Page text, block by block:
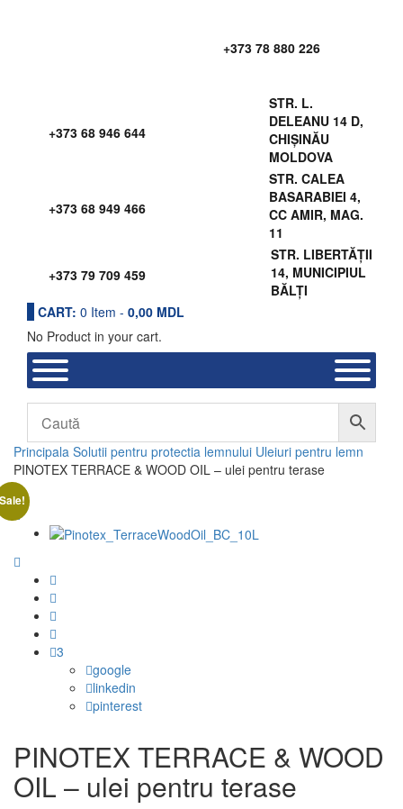
+373 78 880 226
+373 68 946 644
STR. L.
DELEANU 14 D,
CHIȘINĂU
MOLDOVA
+373 68 949 466
STR. CALEA
BASARABIEI 4,
CC AMIR, MAG.
11
+373 79 709 459
STR. LIBERTĂȚII
14, MUNICIPIUL
BĂLȚI
CART: 0 Item - 0,00 MDL
No Product in your cart.
Principala Solutii pentru protectia lemnului Uleiuri pentru lemn
PINOTEX TERRACE & WOOD OIL – ulei pentru terase
3
google
linkedin
pinterest
PINOTEX TERRACE & WOOD
OIL – ulei pentru terase